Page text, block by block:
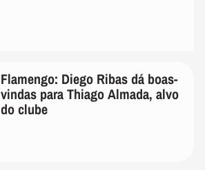
Flamengo: Diego Ribas dá boas-
vindas para Thiago Almada, alvo
do clube